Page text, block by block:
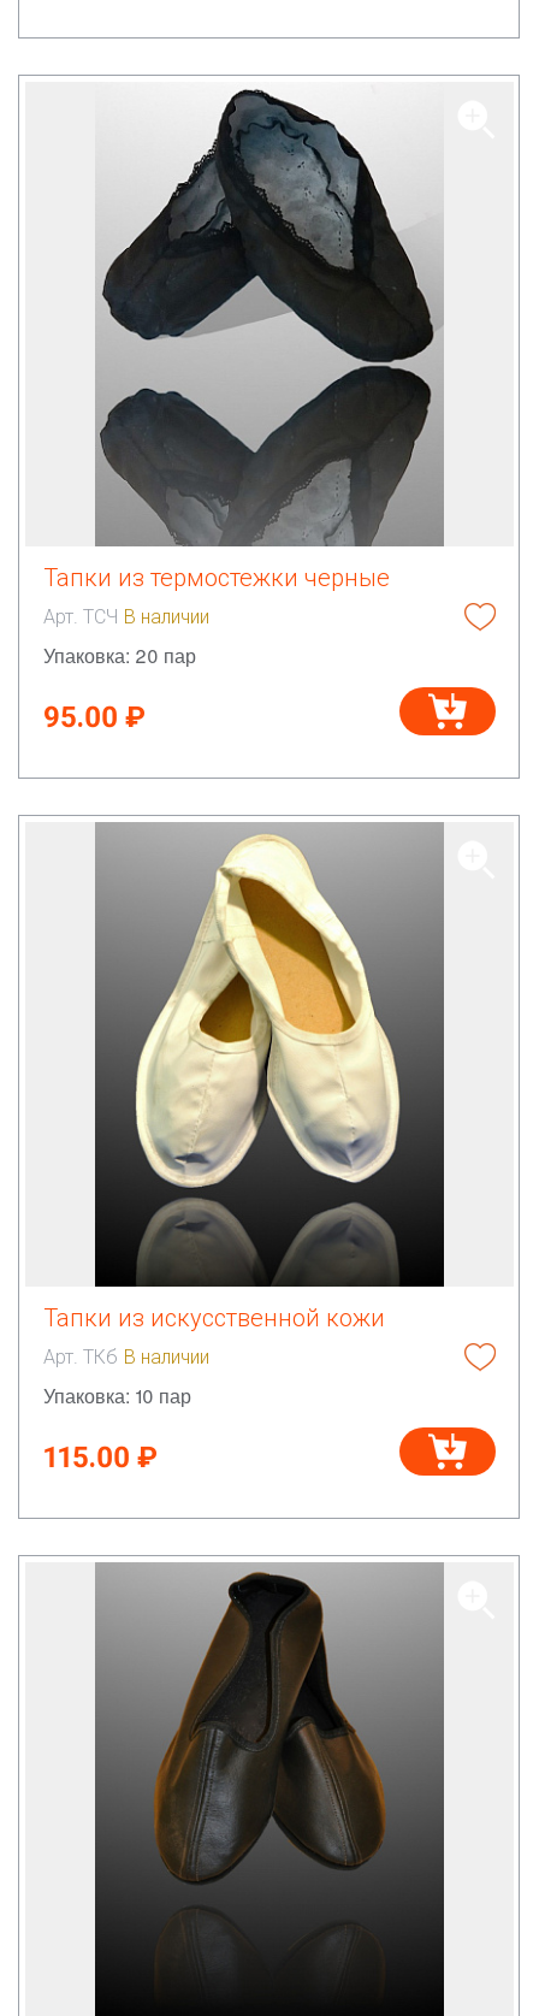
Тапки из термостежки черные
Арт. ТСЧ В наличии
Упаковка: 20 пар
95.00 ₽
Тапки из искусственной кожи
Арт. ТКб В наличии
Упаковка: 10 пар
115.00 ₽